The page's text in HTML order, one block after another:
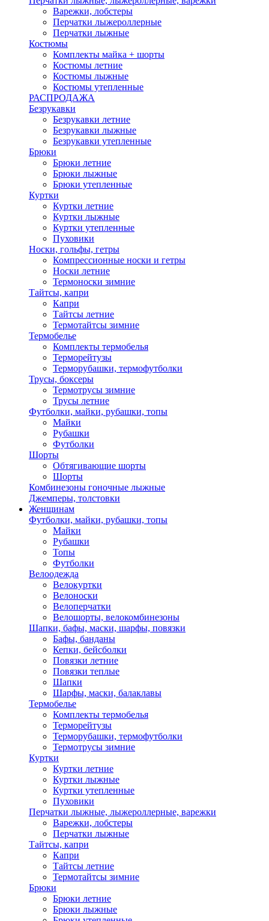
Варежки, лобстеры
Перчатки лыжероллерные
Перчатки лыжные
Костюмы
Комплекты майка + шорты
Костюмы летние
Костюмы лыжные
Костюмы утепленные
РАСПРОДАЖА
Безрукавки
Безрукавки летние
Безрукавки лыжные
Безрукавки утепленные
Брюки
Брюки летние
Брюки лыжные
Брюки утепленные
Куртки
Куртки летние
Куртки лыжные
Куртки утепленные
Пуховики
Носки, гольфы, гетры
Компрессионные носки и гетры
Носки летние
Термоноски зимние
Тайтсы, капри
Капри
Тайтсы летние
Термотайтсы зимние
Термобелье
Комплекты термобелья
Терморейтузы
Терморубашки, термофутболки
Трусы, боксеры
Термотрусы зимние
Трусы летние
Футболки, майки, рубашки, топы
Майки
Рубашки
Футболки
Шорты
Обтягивающие шорты
Шорты
Комбинезоны гоночные лыжные
Джемперы, толстовки
Женщинам
Футболки, майки, рубашки, топы
Майки
Рубашки
Топы
Футболки
Велоодежда
Велокуртки
Велоноски
Велоперчатки
Велошорты, велокомбинезоны
Шапки, бафы, маски, шарфы, повязки
Бафы, банданы
Кепки, бейсболки
Повязки летние
Повязки теплые
Шапки
Шарфы, маски, балаклавы
Термобелье
Комплекты термобелья
Терморейтузы
Терморубашки, термофутболки
Термотрусы зимние
Куртки
Куртки летние
Куртки лыжные
Куртки утепленные
Пуховики
Перчатки лыжные, лыжероллерные, варежки
Варежки, лобстеры
Перчатки лыжные
Тайтсы, капри
Капри
Тайтсы летние
Термотайтсы зимние
Брюки
Брюки летние
Брюки лыжные